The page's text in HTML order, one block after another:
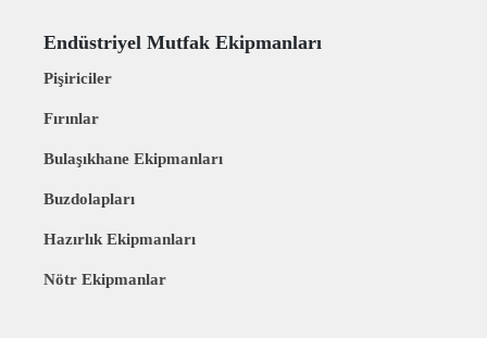
Endüstriyel Mutfak Ekipmanları
Pişiriciler
Fırınlar
Bulaşıkhane Ekipmanları
Buzdolapları
Hazırlık Ekipmanları
Nötr Ekipmanlar